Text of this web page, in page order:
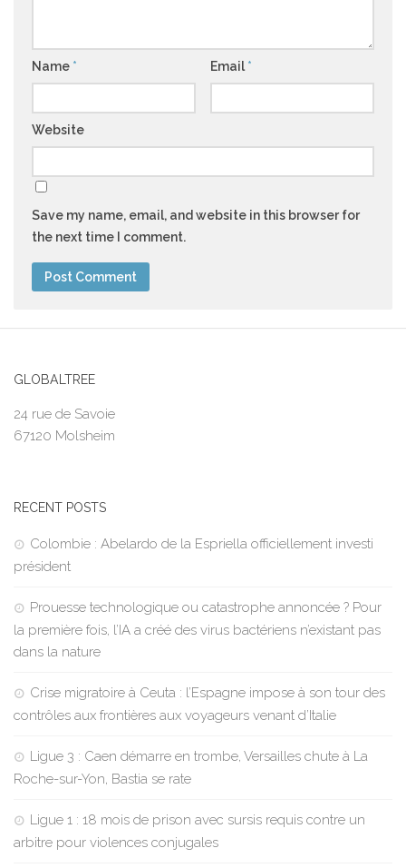
Name * Email *
Website
Save my name, email, and website in this browser for
the next time I comment.
GLOBALTREE
24 rue de Savoie
67120 Molsheim
RECENT POSTS
Colombie : Abelardo de la Espriella officiellement investi
président
Prouesse technologique ou catastrophe annoncée ? Pour
la première fois, l’IA a créé des virus bactériens n’existant pas
dans la nature
Crise migratoire à Ceuta : l’Espagne impose à son tour des
contrôles aux frontières aux voyageurs venant d’Italie
Ligue 3 : Caen démarre en trombe, Versailles chute à La
Roche-sur-Yon, Bastia se rate
Ligue 1 : 18 mois de prison avec sursis requis contre un
arbitre pour violences conjugales